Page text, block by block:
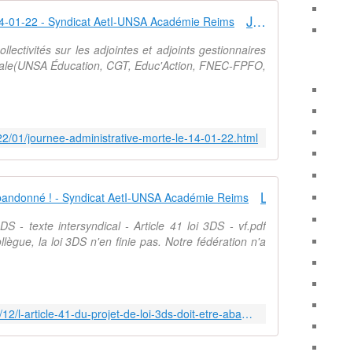
Journée administrative morte le 14-01-22 - Syndicat AetI-UNSA Académie Reims
sur les adjointes et adjoints gestionnaires
Éducation, CGT, Educ'Action, FNEC-FPFO,
01/journee-administrative-morte-le-14-01-22.html
- texte intersyndical - Article 41 loi 3DS - vf.pdf
la loi 3DS n'en finie pas. Notre fédération n'a
http://www.aeti-ac-reims.com/2021/12/l-article-41-du-projet-de-loi-3ds-doit-etre-abandonne.html